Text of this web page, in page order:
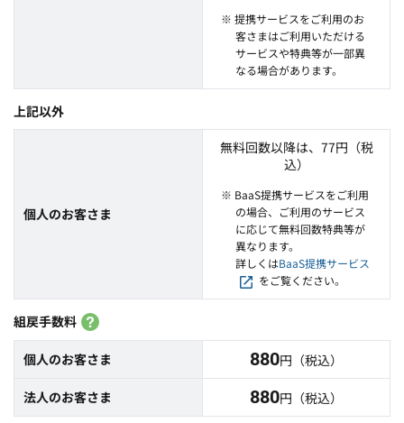
※ 提携サービスをご利用のお
客さまはご利用いただける
サービスや特典等が一部異
なる場合があります。
上記以外
個人のお客さま
無料回数以降は、77円（税
込）
※ BaaS提携サービスをご利用
の場合、ご利用のサービス
に応じて無料回数特典等が
異なります。
詳しくはBaaS提携サービス
をご覧ください。
組戻手数料
個人のお客さま 880円（税込）
法人のお客さま 880円（税込）